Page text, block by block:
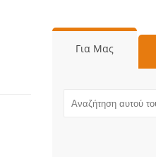
Για Μας